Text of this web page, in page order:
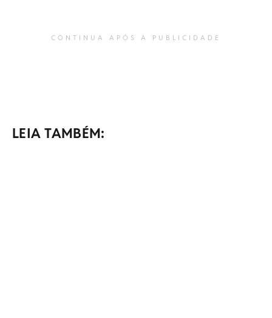
CONTINUA APÓS A PUBLICIDADE
LEIA TAMBÉM: